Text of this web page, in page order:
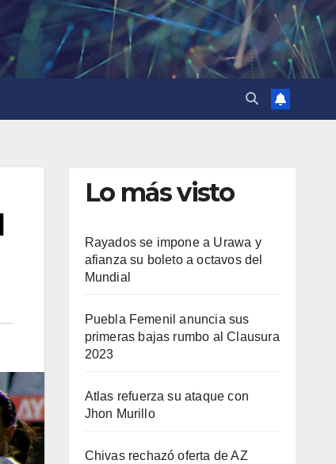
Lo más visto
Rayados se impone a Urawa y
afianza su boleto a octavos del
Mundial
Puebla Femenil anuncia sus
primeras bajas rumbo al Clausura
2023
Atlas refuerza su ataque con
Jhon Murillo
Chivas rechazó oferta de AZ